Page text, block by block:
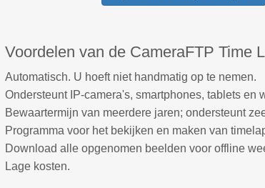
Voordelen van de CameraFTP Time
Automatisch. U hoeft niet handmatig op te nemen.
Ondersteunt IP-camera's, smartphones, tablets en
Bewaartermijn van meerdere jaren; ondersteunt
Programma voor het bekijken en maken van
Download alle opgenomen beelden voor offline
Lage kosten.